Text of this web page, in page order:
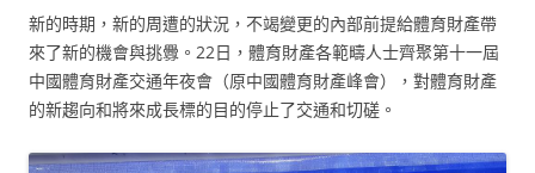
新的時期，新的周遭的狀況，不竭變更的內部前提給體育財產帶
來了新的機會與挑釁。22日，體育財產各範疇人士齊聚第十一屆
中國體育財產交通年夜會（原中國體育財產峰會），對體育財產
的新趨向和將來成長標的目的停止了交通和切磋。